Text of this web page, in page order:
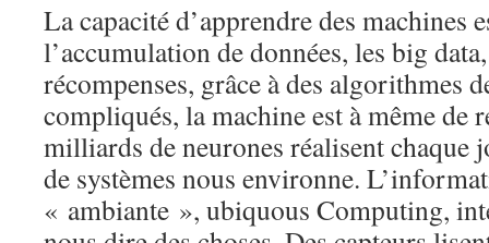
La capacité d’apprendre des machines
l’accumulation de données, les big
récompenses, grâce à des algorithmes
compliqués, la machine est à même de
milliards de neurones réalisent chaque
de systèmes nous environne.
« ambiante », ubiquous Computing,